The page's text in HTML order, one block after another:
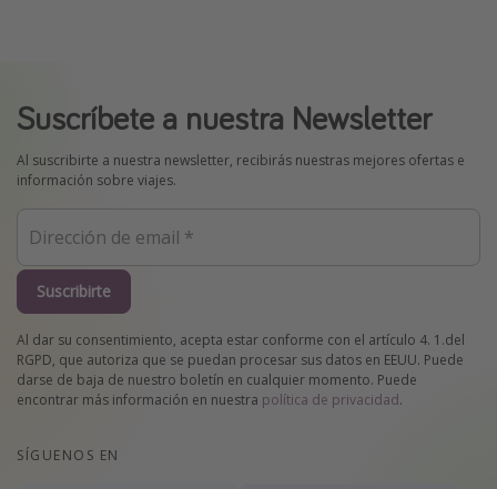
Suscríbete a nuestra Newsletter
Al suscribirte a nuestra newsletter, recibirás nuestras mejores ofertas e
información sobre viajes.
Suscribirte
Al dar su consentimiento, acepta estar conforme con el artículo 4. 1.del
RGPD, que autoriza que se puedan procesar sus datos en EEUU. Puede
darse de baja de nuestro boletín en cualquier momento. Puede
encontrar más información en nuestra política de privacidad.
SÍGUENOS EN